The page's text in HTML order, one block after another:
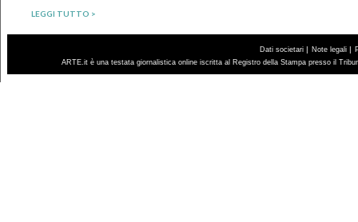
LEGGI TUTTO >
Dati societari | Note legali |
ARTE.it è una testata giornalistica online iscritta al Registro della Stampa presso il